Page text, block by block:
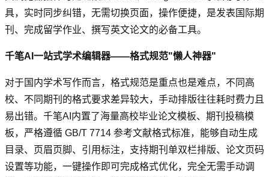
具，实时同步纠错，无需切换页面，操作便捷，是发表国际期
刊、完成留学作业、撰写英文论文的必备工具。
千笔AI一站式学术编辑器——格式规范"懒人神器"
对于国内学术写作而言，格式规范是重点也是难点，不同高
校、不同期刊的格式要求差异较大，手动排版往往耗时费力且
易出错。千笔AI内置了海量高校毕业论文模板、期刊投稿模
板，严格遵循 GB/T 7714 参考文献格式标准，能够自动生成
目录、页眉页脚、引用标注，支持期刊单双栏排版、论文页码
设置等功能，一键操作即可完成格式优化，完全无需手动调